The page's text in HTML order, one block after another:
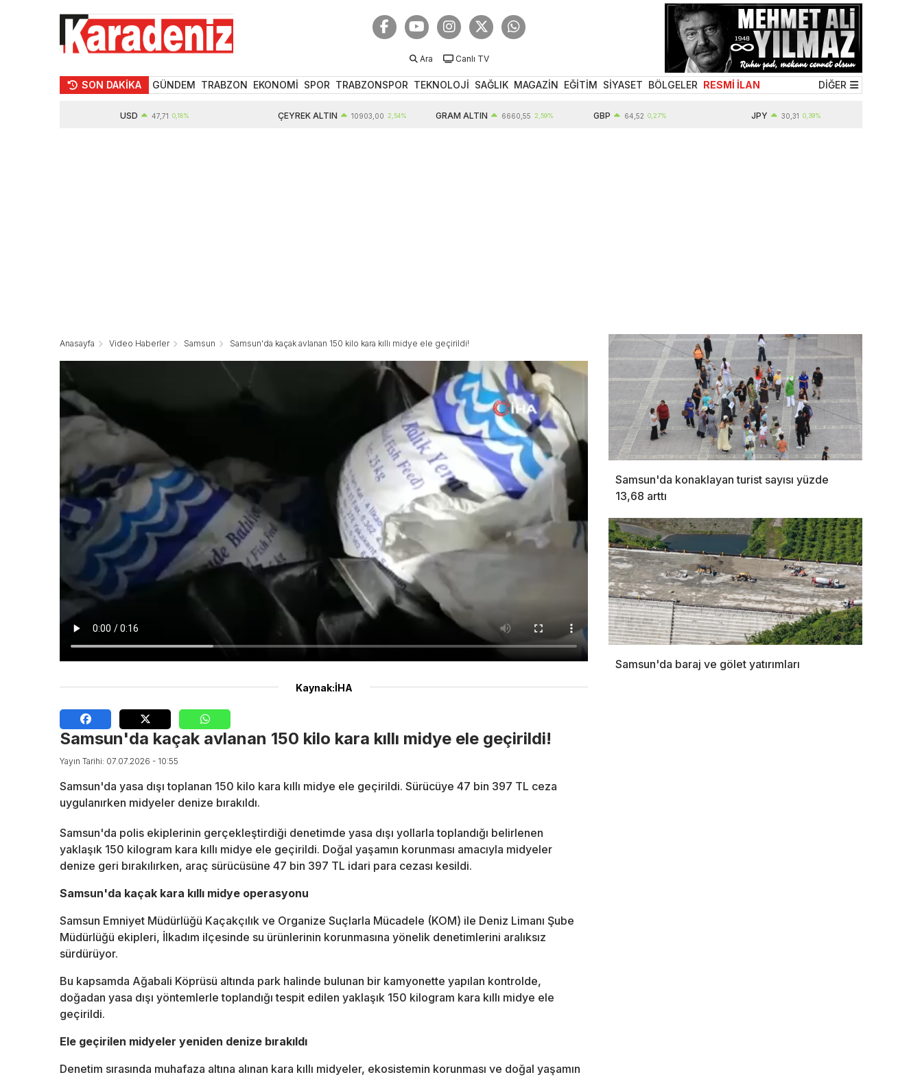
Ara Canlı TV
SON DAKİKA GÜNDEM TRABZON EKONOMİ SPOR TRABZONSPOR TEKNOLOJİ SAĞLIK MAGAZİN EĞİTİM SİYASET BÖLGELER RESMİ İLAN DİĞER
47,71 0,18% ÇEYREK ALTIN 10903,00 2,54% GRAM ALTIN 6660,55 2,59% 64,52 0,27% 30,31 0,39%
Anasayfa Video Haberler Samsun Samsun'da kaçak avlanan 150 kilo kara kıllı midye ele geçirildi!
Kaynak:İHA
Samsun'da kaçak avlanan 150 kilo kara kıllı midye ele geçirildi!
Yayın Tarihi: 07.07.2026 - 10:55
Samsun'da yasa dışı toplanan 150 kilo kara kıllı midye ele geçirildi. Sürücüye 47 bin 397 TL ceza
uygulanırken midyeler denize bırakıldı.
Samsun'da polis ekiplerinin gerçekleştirdiği denetimde yasa dışı yollarla toplandığı belirlenen
yaklaşık 150 kilogram kara kıllı midye ele geçirildi. Doğal yaşamın korunması amacıyla midyeler
denize geri bırakılırken, araç sürücüsüne 47 bin 397 TL idari para cezası kesildi.
Samsun'da kaçak kara kıllı midye operasyonu
Samsun Emniyet Müdürlüğü Kaçakçılık ve Organize Suçlarla Mücadele (KOM) ile Deniz Limanı Şube
Müdürlüğü ekipleri, İlkadım ilçesinde su ürünlerinin korunmasına yönelik denetimlerini aralıksız
sürdürüyor.
Bu kapsamda Ağabali Köprüsü altında park halinde bulunan bir kamyonette yapılan kontrolde,
doğadan yasa dışı yöntemlerle toplandığı tespit edilen yaklaşık 150 kilogram kara kıllı midye ele
geçirildi.
Ele geçirilen midyeler yeniden denize bırakıldı
Denetim sırasında muhafaza altına alınan kara kıllı midyeler, ekosistemin korunması ve doğal yaşamın
Samsun'da konaklayan turist sayısı yüzde
13,68 arttı
Samsun'da baraj ve gölet yatırımları